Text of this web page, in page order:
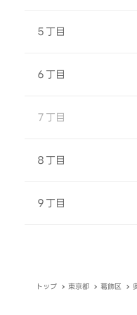
５丁目
６丁目
７丁目
８丁目
９丁目
トップ 東京都 葛飾区